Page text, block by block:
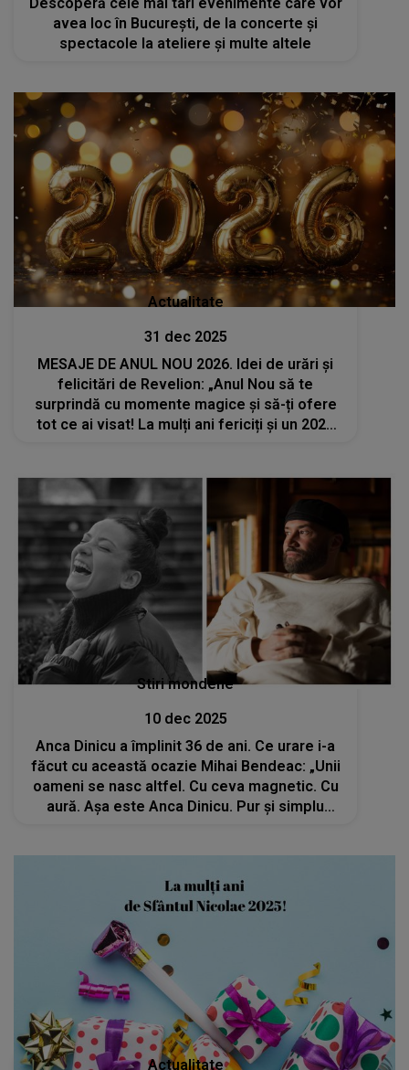
avea loc în București, de la concerte și
spectacole la ateliere și multe altele
Actualitate
31 dec 2025
MESAJE DE ANUL NOU 2026. Idei de urări şi
felicitări de Revelion: „Anul Nou să te
surprindă cu momente magice și să-ți ofere
tot ce ai visat! La mulți ani fericiți și un 2026
Stiri mondene
10 dec 2025
Anca Dinicu a împlinit 36 de ani. Ce urare i-a
făcut cu această ocazie Mihai Bendeac: „Unii
oameni se nasc altfel. Cu ceva magnetic. Cu
aură. Așa este Anca Dinicu. Pur și simplu
Actualitate